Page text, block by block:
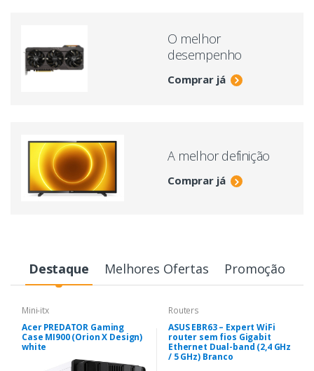
O melhor
desempenho
Comprar já
A melhor definição
Comprar já
Destaque Melhores Ofertas Promoção
Mini-itx
Acer PREDATOR Gaming
Case MI900 (Orion X Design)
white
Routers
ASUS EBR63 – Expert WiFi
router sem fios Gigabit
Ethernet Dual-band (2,4 GHz
/ 5 GHz) Branco